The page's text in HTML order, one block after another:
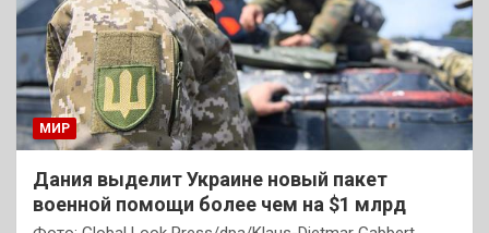
МИР
Дания выделит Украине новый пакет
военной помощи более чем на $1 млрд